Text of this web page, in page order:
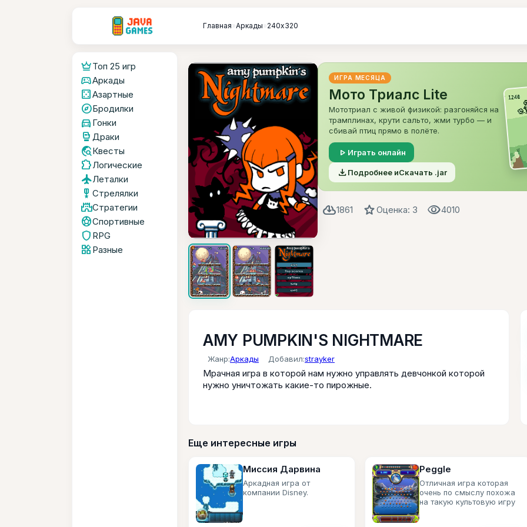
Главная»Аркады»240х320
crownТоп 25 игр
sports_esportsАркады
casinoАзартные
exploreБродилки
directions_car Гонки
sports_mma Драки
travel_exploreКвесты
extensionЛогические
flightЛеталки
military_tech Стрелялки
castleСтратегии
sports_soccerСпортивные
shield RPG
widgetsРазные
ИГРА МЕСЯЦА
Мото Триалс Lite
Мототриал с живой физикой: разгоняйся на
трамплинах, крути сальто, жми турбо — и
сбивай птиц прямо в полёте.
play_arrow Играть онлайн
file_downloadПодробнее иСкачать .jar
cloud_download1861 starОценка: 3 visibility4010
AMY PUMPKIN'S NIGHTMARE
Жанр:Аркады Добавил:strayker
Мрачная игра в которой нам нужно управлять девчонкой которой
нужно уничтожать какие-то пирожные.
Еще интересные игры
Миссия Дарвина
Аркадная игра от
компании Disney.
Peggle
Отличная игра которая
очень по смыслу похожа
на такую культовую игру